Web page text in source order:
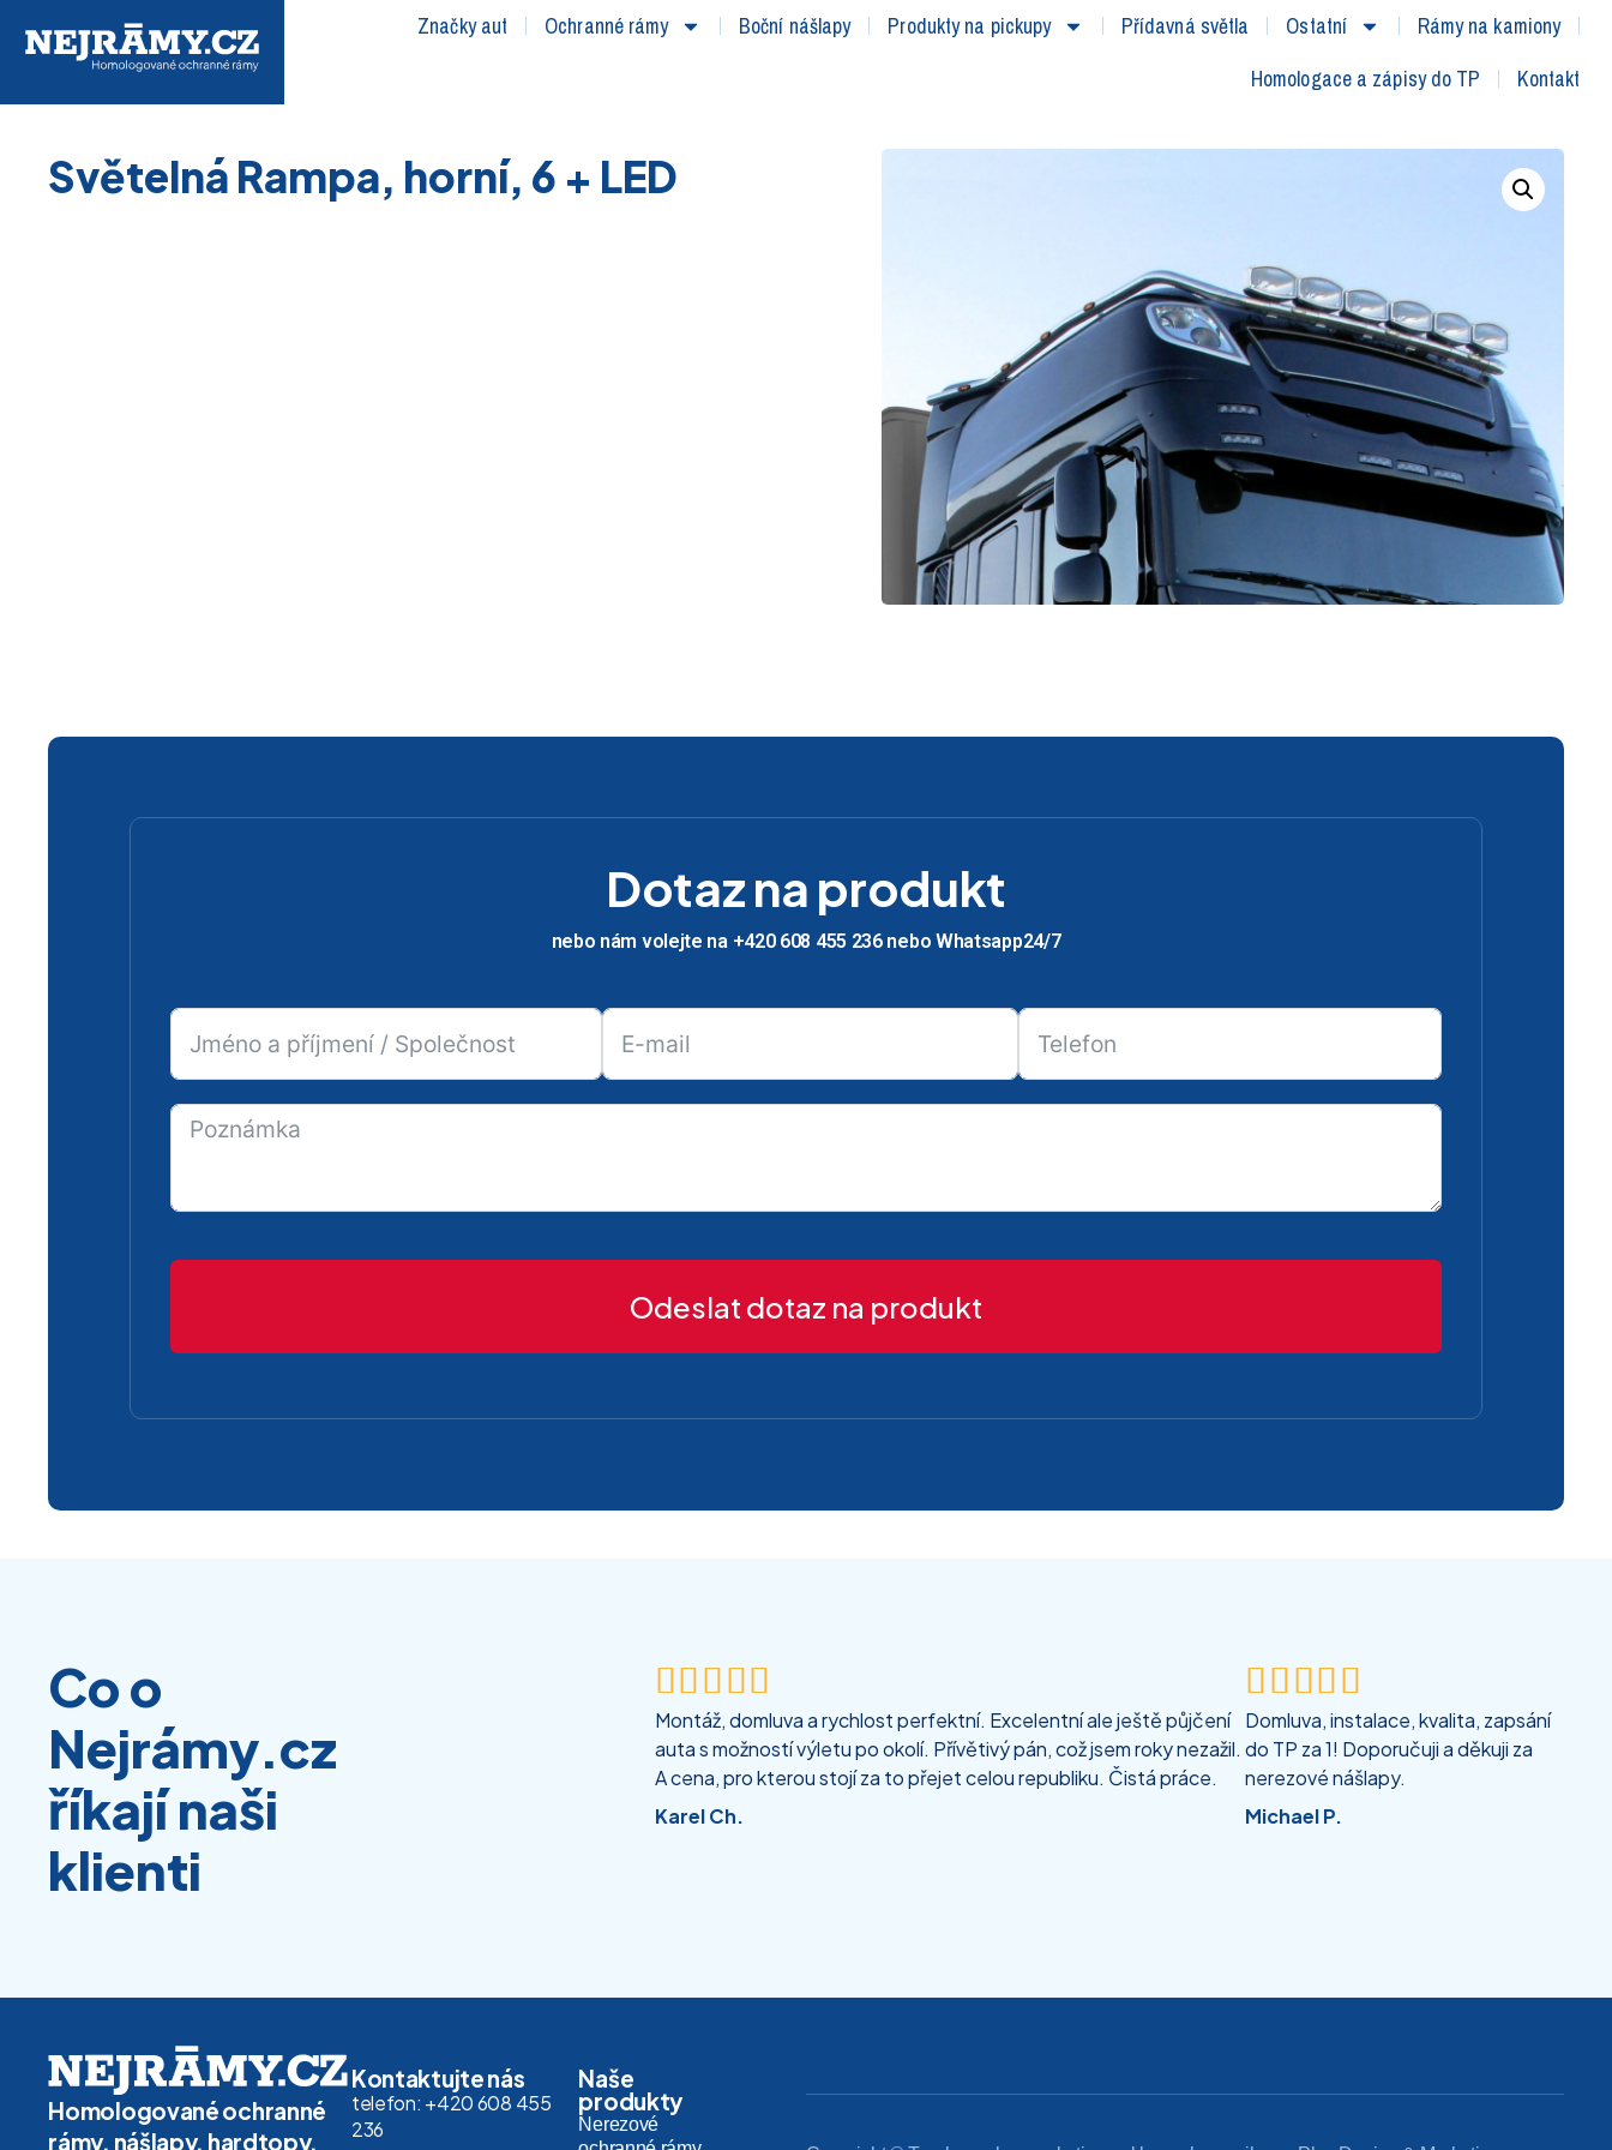
Značky aut Ochranné rámy Boční nášlapy Produkty na pickupy Přídavná světla Ostatní
Rámy na kamiony
Homologace a zápisy do TP
Kontakt
Světelná Rampa, horní, 6 + LED
Dotaz na produkt
nebo nám volejte na +420 608 455 236 nebo Whatsapp24/7
Odeslat dotaz na produkt
Co o
Nejrámy.cz
říkají naši
klienti

Montáž, domluva a rychlost perfektní. Excelentní ale ještě půjčení
auta s možností výletu po okolí. Přívětivý pán, což jsem roky nezažil.
A cena, pro kterou stojí za to přejet celou republiku. Čistá práce.
Karel Ch.

Domluva, instalace, kvalita, zapsání
do TP za 1! Doporučuji a děkuji za
nerezové nášlapy.
Michael P.
Homologované ochranné
rámy, nášlapy, hardtopy,
Kontaktujte nás
telefon: +420 608 455
236
Naše
produkty
Nerezové